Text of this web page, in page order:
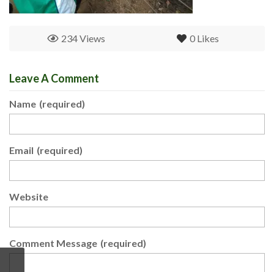
0 Likes
234 Views
Leave A Comment
Name (required)
Email (required)
Website
Comment Message (required)